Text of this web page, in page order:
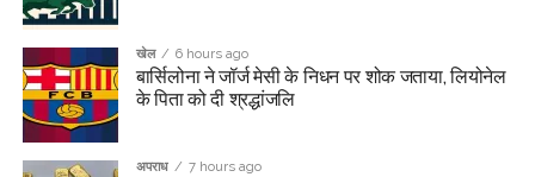
खेल 6 hours ago
बार्सिलोना ने जॉर्ज मेसी के निधन पर शोक जताया, लियोनेल
के पिता को दी श्रद्धांजलि
अपराध 7 hours ago